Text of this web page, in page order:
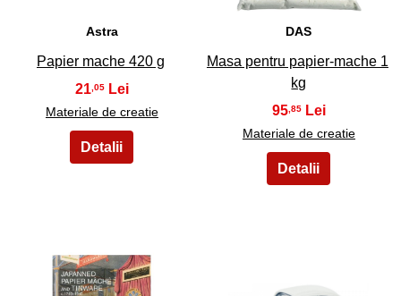
Astra
Papier mache 420 g
21 ,05
Materiale de creatie
DAS
Masa pentru papier-mache 1
kg
95,85
Materiale de creatie